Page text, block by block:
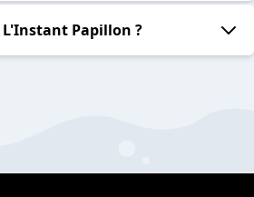
L'Instant Papillon ?